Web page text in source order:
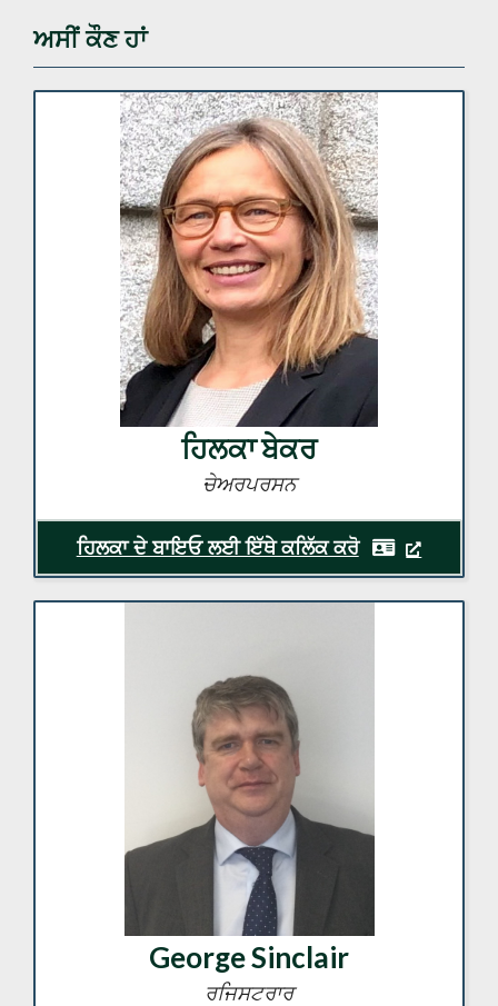
ਅਸੀਂ ਕੌਣ ਹਾਂ
ਹਿਲਕਾ ਬੇਕਰ
ਚੇਅਰਪਰਸਨ
ਹਿਲਕਾ ਦੇ ਬਾਇਓ ਲਈ ਇੱਥੇ ਕਲਿੱਕ ਕਰੋ
George Sinclair
ਰਜਿਸਟਰਾਰ